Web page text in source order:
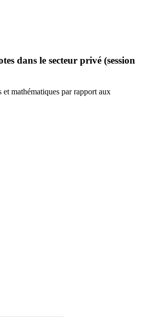
dans le secteur privé (session
et mathématiques par rapport aux